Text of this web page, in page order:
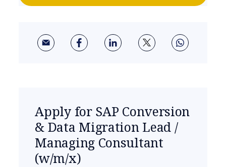
Apply for SAP Conversion
& Data Migration Lead /
Managing Consultant
(w/m/x)